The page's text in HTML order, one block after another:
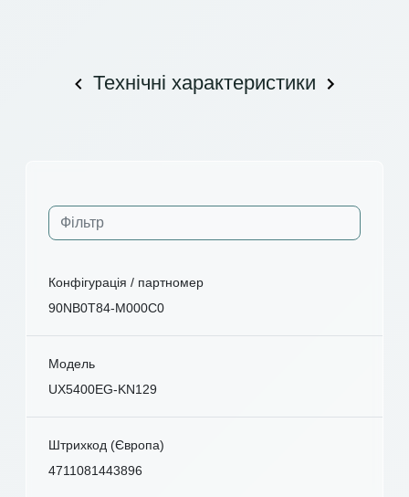
Технічні характеристики
Конфігурація / партномер
90NB0T84-M000C0
Модель
UX5400EG-KN129
Штрихкод (Європа)
4711081443896